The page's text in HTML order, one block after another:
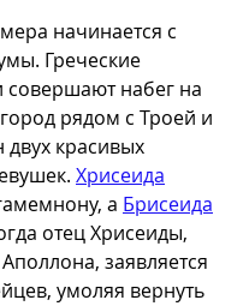
начинается с
Греческие
совершают набег на
рядом с Троей и
двух красивых
Хрисеида
а Брисеида
отец Хрисеиды,
заявляется
умоляя вернуть